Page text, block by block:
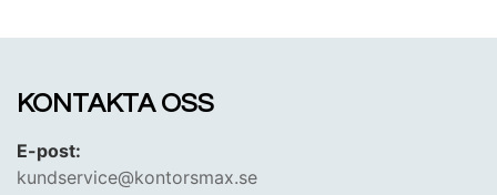
KONTAKTA OSS
E-post:
kundservice@kontorsmax.se